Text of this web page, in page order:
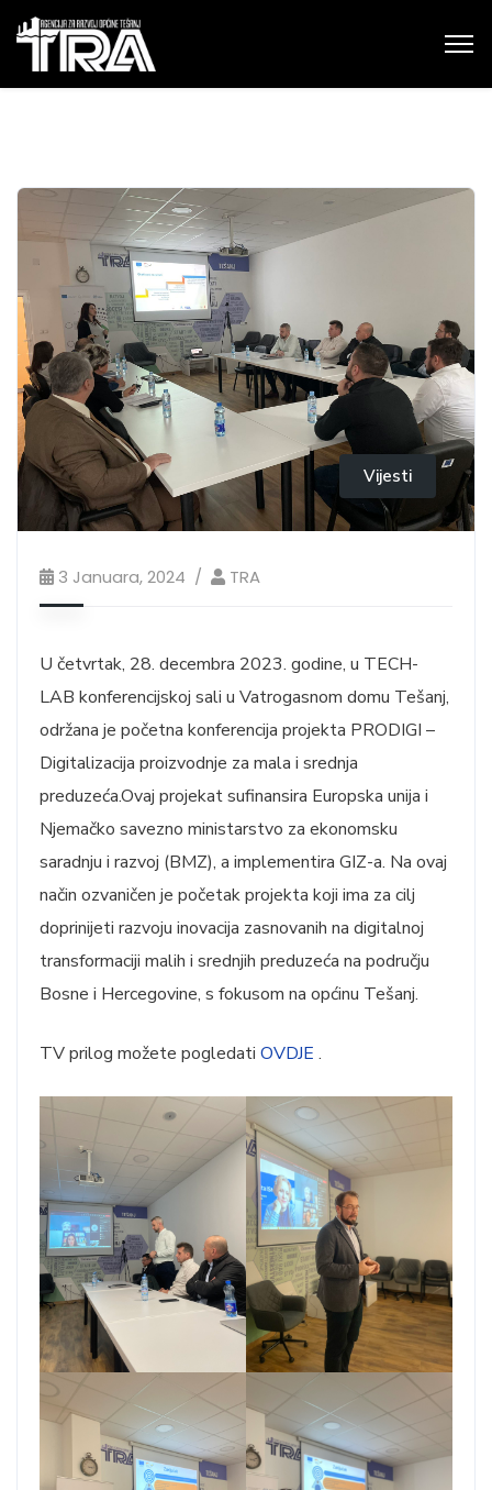
Vijesti
3 Januara, 2024 TRA
U četvrtak, 28. decembra 2023. godine, u TECH-
LAB konferencijskoj sali u Vatrogasnom domu Tešanj,
održana je početna konferencija projekta PRODIGI –
Digitalizacija proizvodnje za mala i srednja
preduzeća.Ovaj projekat sufinansira Europska unija i
Njemačko savezno ministarstvo za ekonomsku
saradnju i razvoj (BMZ), a implementira GIZ-a. Na ovaj
način ozvaničen je početak projekta koji ima za cilj
doprinijeti razvoju inovacija zasnovanih na digitalnoj
transformaciji malih i srednjih preduzeća na području
Bosne i Hercegovine, s fokusom na općinu Tešanj.
TV prilog možete pogledati OVDJE .